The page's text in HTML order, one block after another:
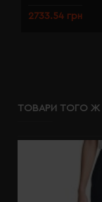
2733.54 грн
ТОВАРИ ТОГО Ж